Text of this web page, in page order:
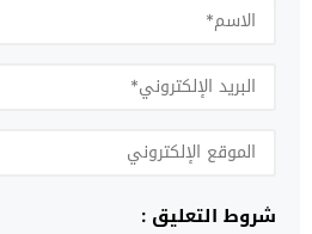
شروط التعليق :